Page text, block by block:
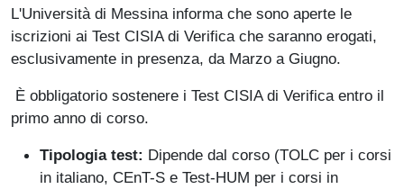
L'Università di Messina informa che sono aperte le
iscrizioni ai Test CISIA di Verifica che saranno erogati,
esclusivamente in presenza, da Marzo a Giugno.
È obbligatorio sostenere i Test CISIA di Verifica entro il
primo anno di corso.
Tipologia test: Dipende dal corso (TOLC per i corsi
in italiano, CEnT-S e Test-HUM per i corsi in